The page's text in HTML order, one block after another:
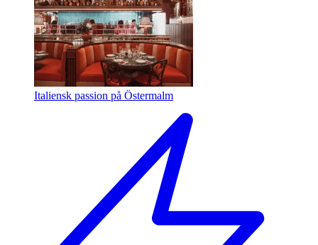
Italiensk passion på Östermalm